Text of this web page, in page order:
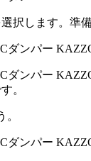
択します。準
。